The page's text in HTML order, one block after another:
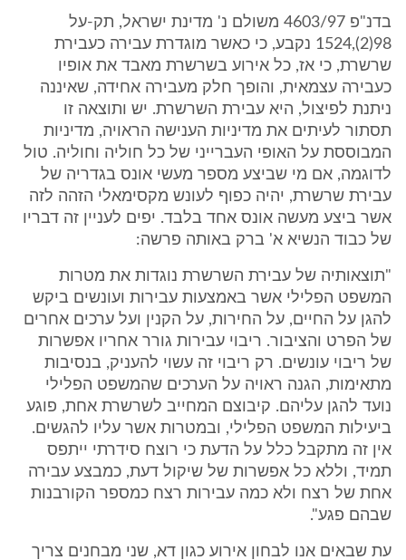
בדנ"פ 4603/97 משולם נ' מדינת ישראל, תק-על
98(2),1524 נקבע, כי כאשר מוגדרת עבירה כעבירת
שרשרת, כי אז, כל אירוע בשרשרת מאבד את אופיו
כעבירה עצמאית, והופך חלק מעבירה אחידה, שאיננה
ניתנת לפיצול, היא עבירת השרשרת. יש ותוצאה זו
תסתור לעיתים את מדיניות הענישה הראויה, מדיניות
המבוססת על האופי העברייני של כל חוליה וחוליה. טול
לדוגמה, אם מי שביצע מספר מעשי אונס בגדריה של
עבירת שרשרת, יהיה כפוף לעונש מקסימאלי הזהה לזה
אשר ביצע מעשה אונס אחד בלבד. יפים לעניין זה דבריו
של כבוד הנשיא א' ברק באותה פרשה:
"תוצאותיה של עבירת השרשרת נוגדות את מטרות
המשפט הפלילי אשר באמצעות עבירות ועונשים ביקש
להגן על החיים, על החירות, על הקנין ועל ערכים אחרים
של הפרט והציבור. ריבוי עבירות גורר אחריו אפשרות
של ריבוי עונשים. רק ריבוי זה עשוי להעניק, בנסיבות
מתאימות, הגנה ראויה על הערכים שהמשפט הפלילי
נועד להגן עליהם. קיבוצם המחייב לשרשרת אחת, פוגע
ביעילות המשפט הפלילי, ובמטרות אשר עליו להגשים.
אין זה מתקבל כלל על הדעת כי רוצח סידרתי ייתפס
תמיד, וללא כל אפשרות של שיקול דעת, כמבצע עבירה
אחת של רצח ולא כמה עבירות רצח כמספר הקורבנות
שבהם פגע".
עת שבאים אנו לבחון אירוע כגון דא, שני מבחנים צריך